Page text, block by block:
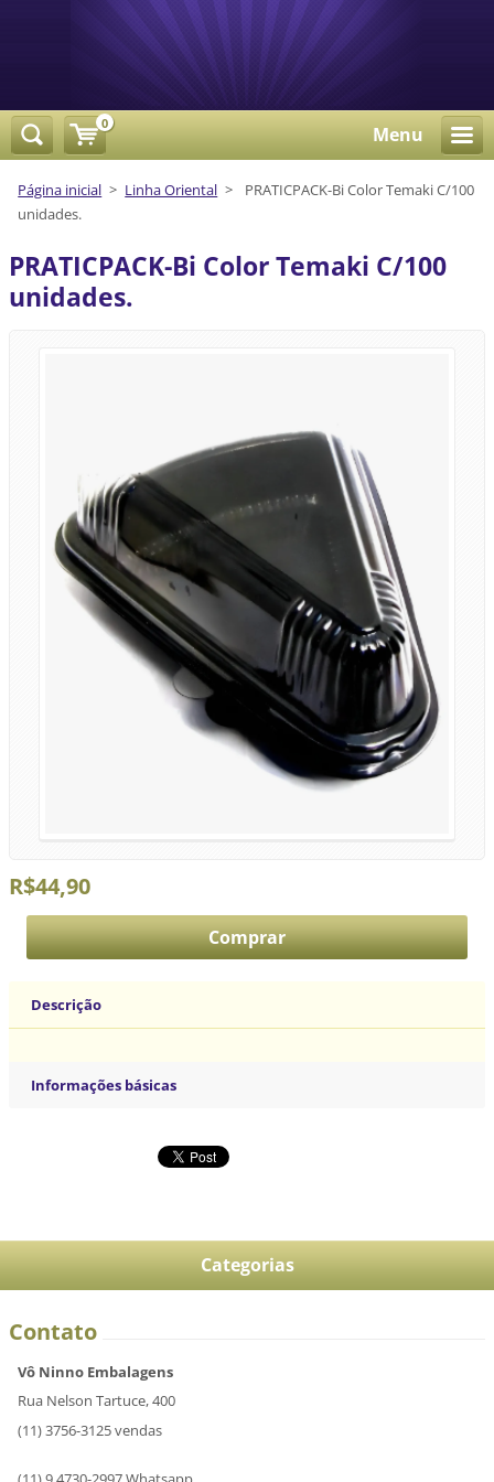
Menu
Página inicial > Linha Oriental >
PRATICPACK-Bi Color Temaki C/100
unidades.
PRATICPACK-Bi Color Temaki C/100
unidades.
R$44,90
Descrição
Informações básicas
Categorias
Contato
Vô Ninno Embalagens
Rua Nelson Tartuce, 400
(11) 3756-3125 vendas
0